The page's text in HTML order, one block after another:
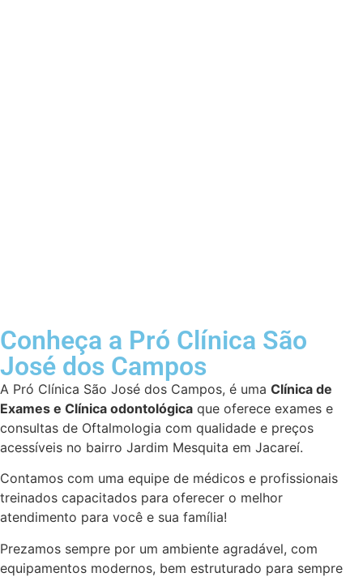
Conheça a Pró Clínica São
José dos Campos
A Pró Clínica São José dos Campos, é uma Clínica de
Exames e Clínica odontológica que oferece exames e
consultas de Oftalmologia com qualidade e preços
acessíveis no bairro Jardim Mesquita em Jacareí.
Contamos com uma equipe de médicos e profissionais
treinados capacitados para oferecer o melhor
atendimento para você e sua família!
Prezamos sempre por um ambiente agradável, com
equipamentos modernos, bem estruturado para sempre